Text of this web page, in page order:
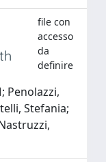
file con
accesso
da
definire
Penolazzi,
Stefania;